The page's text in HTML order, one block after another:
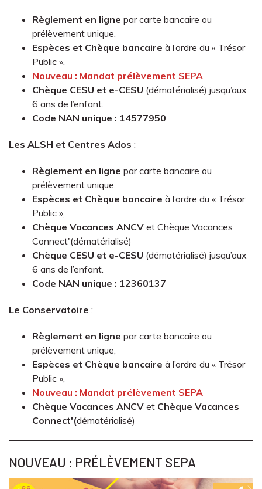
Règlement en ligne par carte bancaire ou
prélèvement unique,
Espèces et Chèque bancaire à l’ordre du « Trésor
Public »,
Nouveau : Mandat prélèvement SEPA
Chèque CESU et e-CESU (dématérialisé) jusqu’aux
6 ans de l’enfant.
Code NAN unique : 14577950
Les ALSH et Centres Ados :
Règlement en ligne par carte bancaire ou
prélèvement unique,
Espèces et Chèque bancaire à l’ordre du « Trésor
Public »,
Chèque Vacances ANCV et Chèque Vacances
Connect'(dématérialisé)
Chèque CESU et e-CESU (dématérialisé) jusqu’aux
6 ans de l’enfant.
Code NAN unique : 12360137
Le Conservatoire :
Règlement en ligne par carte bancaire ou
prélèvement unique,
Espèces et Chèque bancaire à l’ordre du « Trésor
Public »,
Nouveau : Mandat prélèvement SEPA
Chèque Vacances ANCV et Chèque Vacances
Connect'(dématérialisé)
NOUVEAU : PRÉLÈVEMENT SEPA